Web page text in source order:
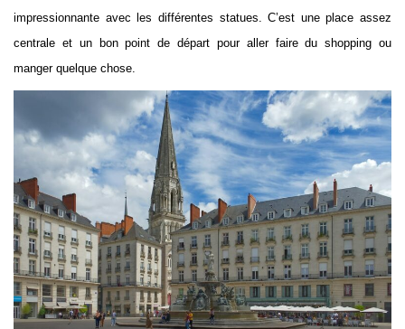
impressionnante avec les différentes statues. C’est une place assez
centrale et un bon point de départ pour aller faire du shopping ou
manger quelque chose.